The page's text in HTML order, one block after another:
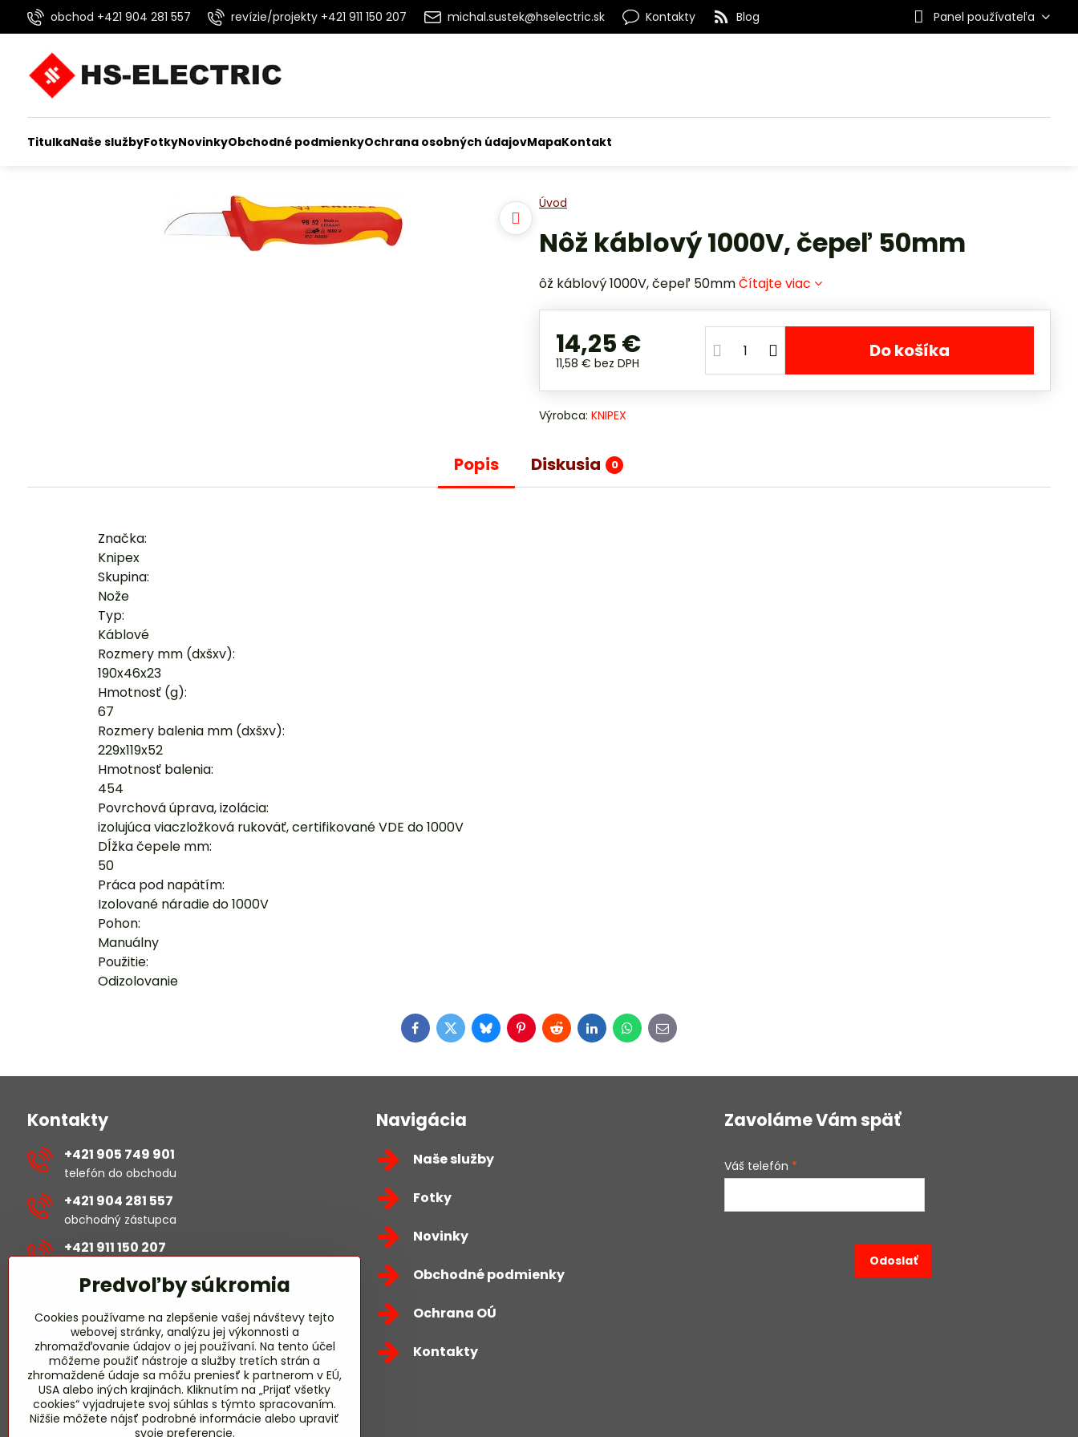
obchod +421 904 281 557 revízie/projekty +421 911 150 207 michal.sustek@hselectric.sk Kontakty Blog Panel používateľa
TitulkaNaše službyFotkyNovinkyObchodné podmienkyOchrana osobných údajovMapaKontakt
Úvod
Nôž káblový 1000V, čepeľ 50mm
ôž káblový 1000V, čepeľ 50mmČítajte viac
14,25 €
11,58 € bez DPH
Do košíka
Výrobca: KNIPEX
Popis Diskusia 0
Značka:
Knipex
Skupina:
Nože
Typ:
Káblové
Rozmery mm (dxšxv):
190x46x23
Hmotnosť (g):
67
Rozmery balenia mm (dxšxv):
229x119x52
Hmotnosť balenia:
454
Povrchová úprava, izolácia:
izolujúca viaczložková rukoväť, certifikované VDE do 1000V
Dĺžka čepele mm:
50
Práca pod napätím:
Izolované náradie do 1000V
Pohon:
Manuálny
Použitie:
Odizolovanie
Facebook
TwitterBlueskyPinterest
RedditLinkedInWhatsApp
E-
mail
Kontakty
+421 905 749 901
telefón do obchodu
+421 904 281 557
obchodný zástupca
+421 911 150 207
michal​.sustek​@hselectric​.sk
obchod​@hselectric​.sk
miroslav​.harmady​@hselectric​.sk
revízie/projekty
Pridajte sa k nám
Navigácia
Naše služby
Fotky
Novinky
Obchodné podmienky
Ochrana OÚ
Kontakty
Zavoláme Vám späť
Váš telefón *
Odoslať
Predvoľby súkromia
Cookies používame na zlepšenie vašej návštevy tejto
webovej stránky, analýzu jej výkonnosti a
zhromažďovanie údajov o jej používaní. Na tento účel
môžeme použiť nástroje a služby tretích strán a
zhromaždené údaje sa môžu preniesť k partnerom v EÚ,
USA alebo iných krajinách. Kliknutím na „Prijať všetky
cookies“ vyjadrujete svoj súhlas s týmto spracovaním.
Nižšie môžete nájsť podrobné informácie alebo upraviť
svoje preferencie.